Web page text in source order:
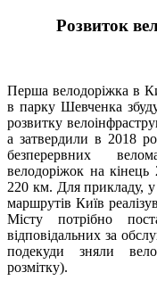
Розвиток
Перша велодоріжка в
в парку Шевченка
розвитку
а затвердили в 2018
безперервних
велодоріжок на
220 км. Для прикладу,
маршрутів Київ
Місту потрібно
відповідальних за
подекуди зняли
розмітку).